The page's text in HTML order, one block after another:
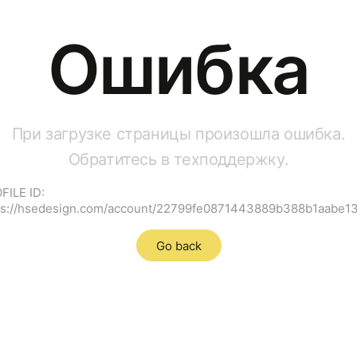
Ошибка
При загрузке страницы произошла ошибка.
Обратитесь в техподдержку.
ID:
hsedesign.com/account/
Go back